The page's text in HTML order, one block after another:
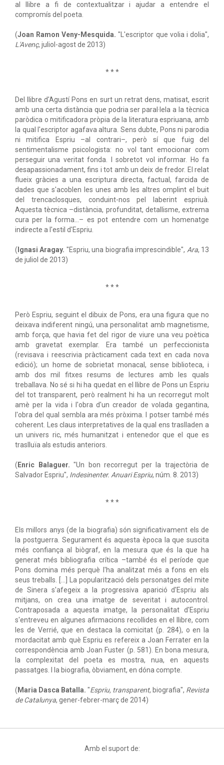
al llibre a fi de contextualitzar i ajudar a entendre el
compromís del poeta.
(Joan Ramon Veny-Mesquida. "L'escriptor que volia i dolia",
L'Avenç, juliol-agost de 2013)
* * *
Del llibre d'Agustí Pons en surt un retrat dens, matisat, escrit
amb una certa distància que podria ser paral·lela a la tècnica
paròdica o mitificadora pròpia de la literatura espriuana, amb
la qual l'escriptor agafava altura. Sens dubte, Pons ni parodia
ni mitifica Espriu –al contrari–, però sí que fuig del
sentimentalisme psicologista: no vol tant emocionar com
perseguir una veritat fonda. I sobretot vol informar. Ho fa
desapassionadament, fins i tot amb un deix de fredor. El relat
flueix gràcies a una escriptura directa, factual, farcida de
dades que s'acoblen les unes amb les altres omplint el buit
del trencaclosques, conduint-nos pel laberint espriuà.
Aquesta tècnica –distància, profunditat, detallisme, extrema
cura per la forma…– es pot entendre com un homenatge
indirecte a l'estil d'Espriu.
( Ignasi Aragay. "Espriu, una biografia imprescindible", Ara, 13
de juliol de 2013)
* * *
Però Espriu, seguint el dibuix de Pons, era una figura que no
deixava indiferent ningú, una personalitat amb magnetisme,
amb força, que havia fet del rigor de viure una veu poètica
amb gravetat exemplar. Era també un perfeccionista
(revisava i reescrivia pràcticament cada text en cada nova
edició); un home de sobrietat monacal, sense biblioteca, i
amb dos mil fitxes resums de lectures amb les quals
treballava. No sé si hi ha quedat en el llibre de Pons un Espriu
del tot transparent, però realment hi ha un recorregut molt
amè per la vida i l'obra d'un creador de volada gegantina,
l'obra del qual sembla ara més pròxima. I potser també més
coherent. Les claus interpretatives de la qual ens traslladen a
un univers ric, més humanitzat i entenedor que el que es
traslluïa als estudis anteriors.
( Enric Balaguer. "Un bon recorregut per la trajectòria de
Salvador Espriu", Indesinenter. Anuari Espriu, núm. 8. 2013)
* * *
Els millors anys (de la biografia) són significativament els de
la postguerra. Segurament és aquesta època la que suscita
més confiança al biògraf, en la mesura que és la que ha
generat més bibliografia crítica –també és el període que
Pons domina més perquè l'ha analitzat més a fons en els
seus treballs. […] La popularització dels personatges del mite
de Sinera s'afegeix a la progressiva aparició d'Espriu als
mitjans, on crea una imatge de severitat i autocontrol.
Contraposada a aquesta imatge, la personalitat d'Espriu
s'entreveu en algunes afirmacions recollides en el llibre, com
les de Verrié, que en destaca la comicitat (p. 284), o en la
mordacitat amb què Espriu es refereix a Joan Ferrater en la
correspondència amb Joan Fuster (p. 581). En bona mesura,
la complexitat del poeta es mostra, nua, en aquests
passatges. I la biografia, òbviament, en dóna compte.
( Maria Dasca Batalla. "Espriu, transparent, biografia", Revista
de Catalunya, gener-febrer-març de 2014)
Amb el suport de: